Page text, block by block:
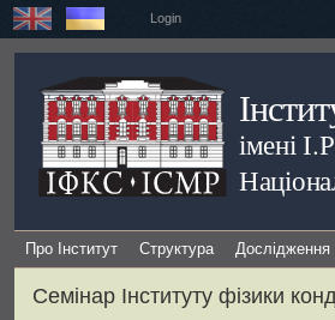
Login
імені
Про Інститут Структура Дослідження
Семінар Інституту фізики